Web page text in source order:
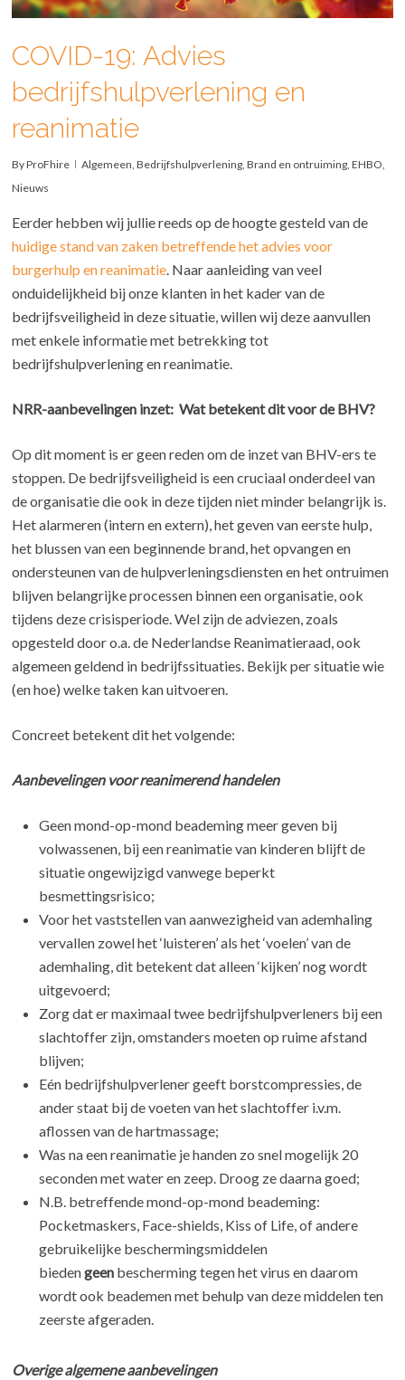
COVID-19: Advies
bedrijfshulpverlening en
reanimatie
ByProFhire Algemeen,Bedrijfshulpverlening,Brand en ontruiming,EHBO,
Nieuws
Eerder hebben wij jullie reeds op de hoogte gesteld van de
huidige stand van zaken betreffende het advies voor
burgerhulp en reanimatie. Naar aanleiding van veel
onduidelijkheid bij onze klanten in het kader van de
bedrijfsveiligheid in deze situatie, willen wij deze aanvullen
met enkele informatie met betrekking tot
bedrijfshulpverlening en reanimatie.
NRR-aanbevelingen inzet: Wat betekent dit voor de BHV?
Op dit moment is er geen reden om de inzet van BHV-ers te
stoppen. De bedrijfsveiligheid is een cruciaal onderdeel van
de organisatie die ook in deze tijden niet minder belangrijk is.
Het alarmeren (intern en extern), het geven van eerste hulp,
het blussen van een beginnende brand, het opvangen en
ondersteunen van de hulpverleningsdiensten en het ontruimen
blijven belangrijke processen binnen een organisatie, ook
tijdens deze crisisperiode. Wel zijn de adviezen, zoals
opgesteld door o.a. de Nederlandse Reanimatieraad, ook
algemeen geldend in bedrijfssituaties. Bekijk per situatie wie
(en hoe) welke taken kan uitvoeren.
Concreet betekent dit het volgende:
Aanbevelingen voor reanimerend handelen
Geen mond-op-mond beademing meer geven bij
volwassenen, bij een reanimatie van kinderen blijft de
situatie ongewijzigd vanwege beperkt
besmettingsrisico;
Voor het vaststellen van aanwezigheid van ademhaling
vervallen zowel het ‘luisteren’ als het ‘voelen’ van de
ademhaling, dit betekent dat alleen ‘kijken’ nog wordt
uitgevoerd;
Zorg dat er maximaal twee bedrijfshulpverleners bij een
slachtoffer zijn, omstanders moeten op ruime afstand
blijven;
Eén bedrijfshulpverlener geeft borstcompressies, de
ander staat bij de voeten van het slachtoffer i.v.m.
aflossen van de hartmassage;
Was na een reanimatie je handen zo snel mogelijk 20
seconden met water en zeep. Droog ze daarna goed;
N.B. betreffende mond-op-mond beademing:
Pocketmaskers, Face-shields, Kiss of Life, of andere
gebruikelijke beschermingsmiddelen
biedengeen bescherming tegen het virus en daarom
wordt ook beademen met behulp van deze middelen ten
zeerste afgeraden.
Overige algemene aanbevelingen